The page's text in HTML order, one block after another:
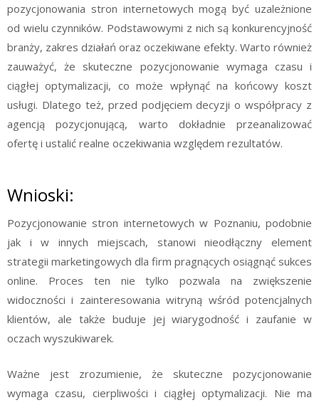
pozycjonowania stron internetowych mogą być uzależnione
od wielu czynników. Podstawowymi z nich są konkurencyjność
branży, zakres działań oraz oczekiwane efekty. Warto również
zauważyć, że skuteczne pozycjonowanie wymaga czasu i
ciągłej optymalizacji, co może wpłynąć na końcowy koszt
usługi. Dlatego też, przed podjęciem decyzji o współpracy z
agencją pozycjonującą, warto dokładnie przeanalizować
ofertę i ustalić realne oczekiwania względem rezultatów.
Wnioski:
Pozycjonowanie stron internetowych w Poznaniu, podobnie
jak i w innych miejscach, stanowi nieodłączny element
strategii marketingowych dla firm pragnących osiągnąć sukces
online. Proces ten nie tylko pozwala na zwiększenie
widoczności i zainteresowania witryną wśród potencjalnych
klientów, ale także buduje jej wiarygodność i zaufanie w
oczach wyszukiwarek.
Ważne jest zrozumienie, że skuteczne pozycjonowanie
wymaga czasu, cierpliwości i ciągłej optymalizacji. Nie ma